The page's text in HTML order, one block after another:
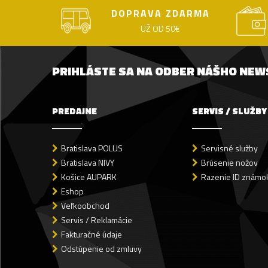
DOPRAVA ZDARMA
UŽ OD 50€
PRIHLÁSTE SA NA ODBER NÁŠHO
PREDAJNE
Bratislava POLUS
Bratislava NIVY
Košice AUPARK
Eshop
Veľkoobchod
Servis / Reklamácie
Fakturačné údaje
Odstúpenie od zmluvy
SERVIS / SLUŽBY
Servisné služby
Brúsenie nožov
Razenie ID